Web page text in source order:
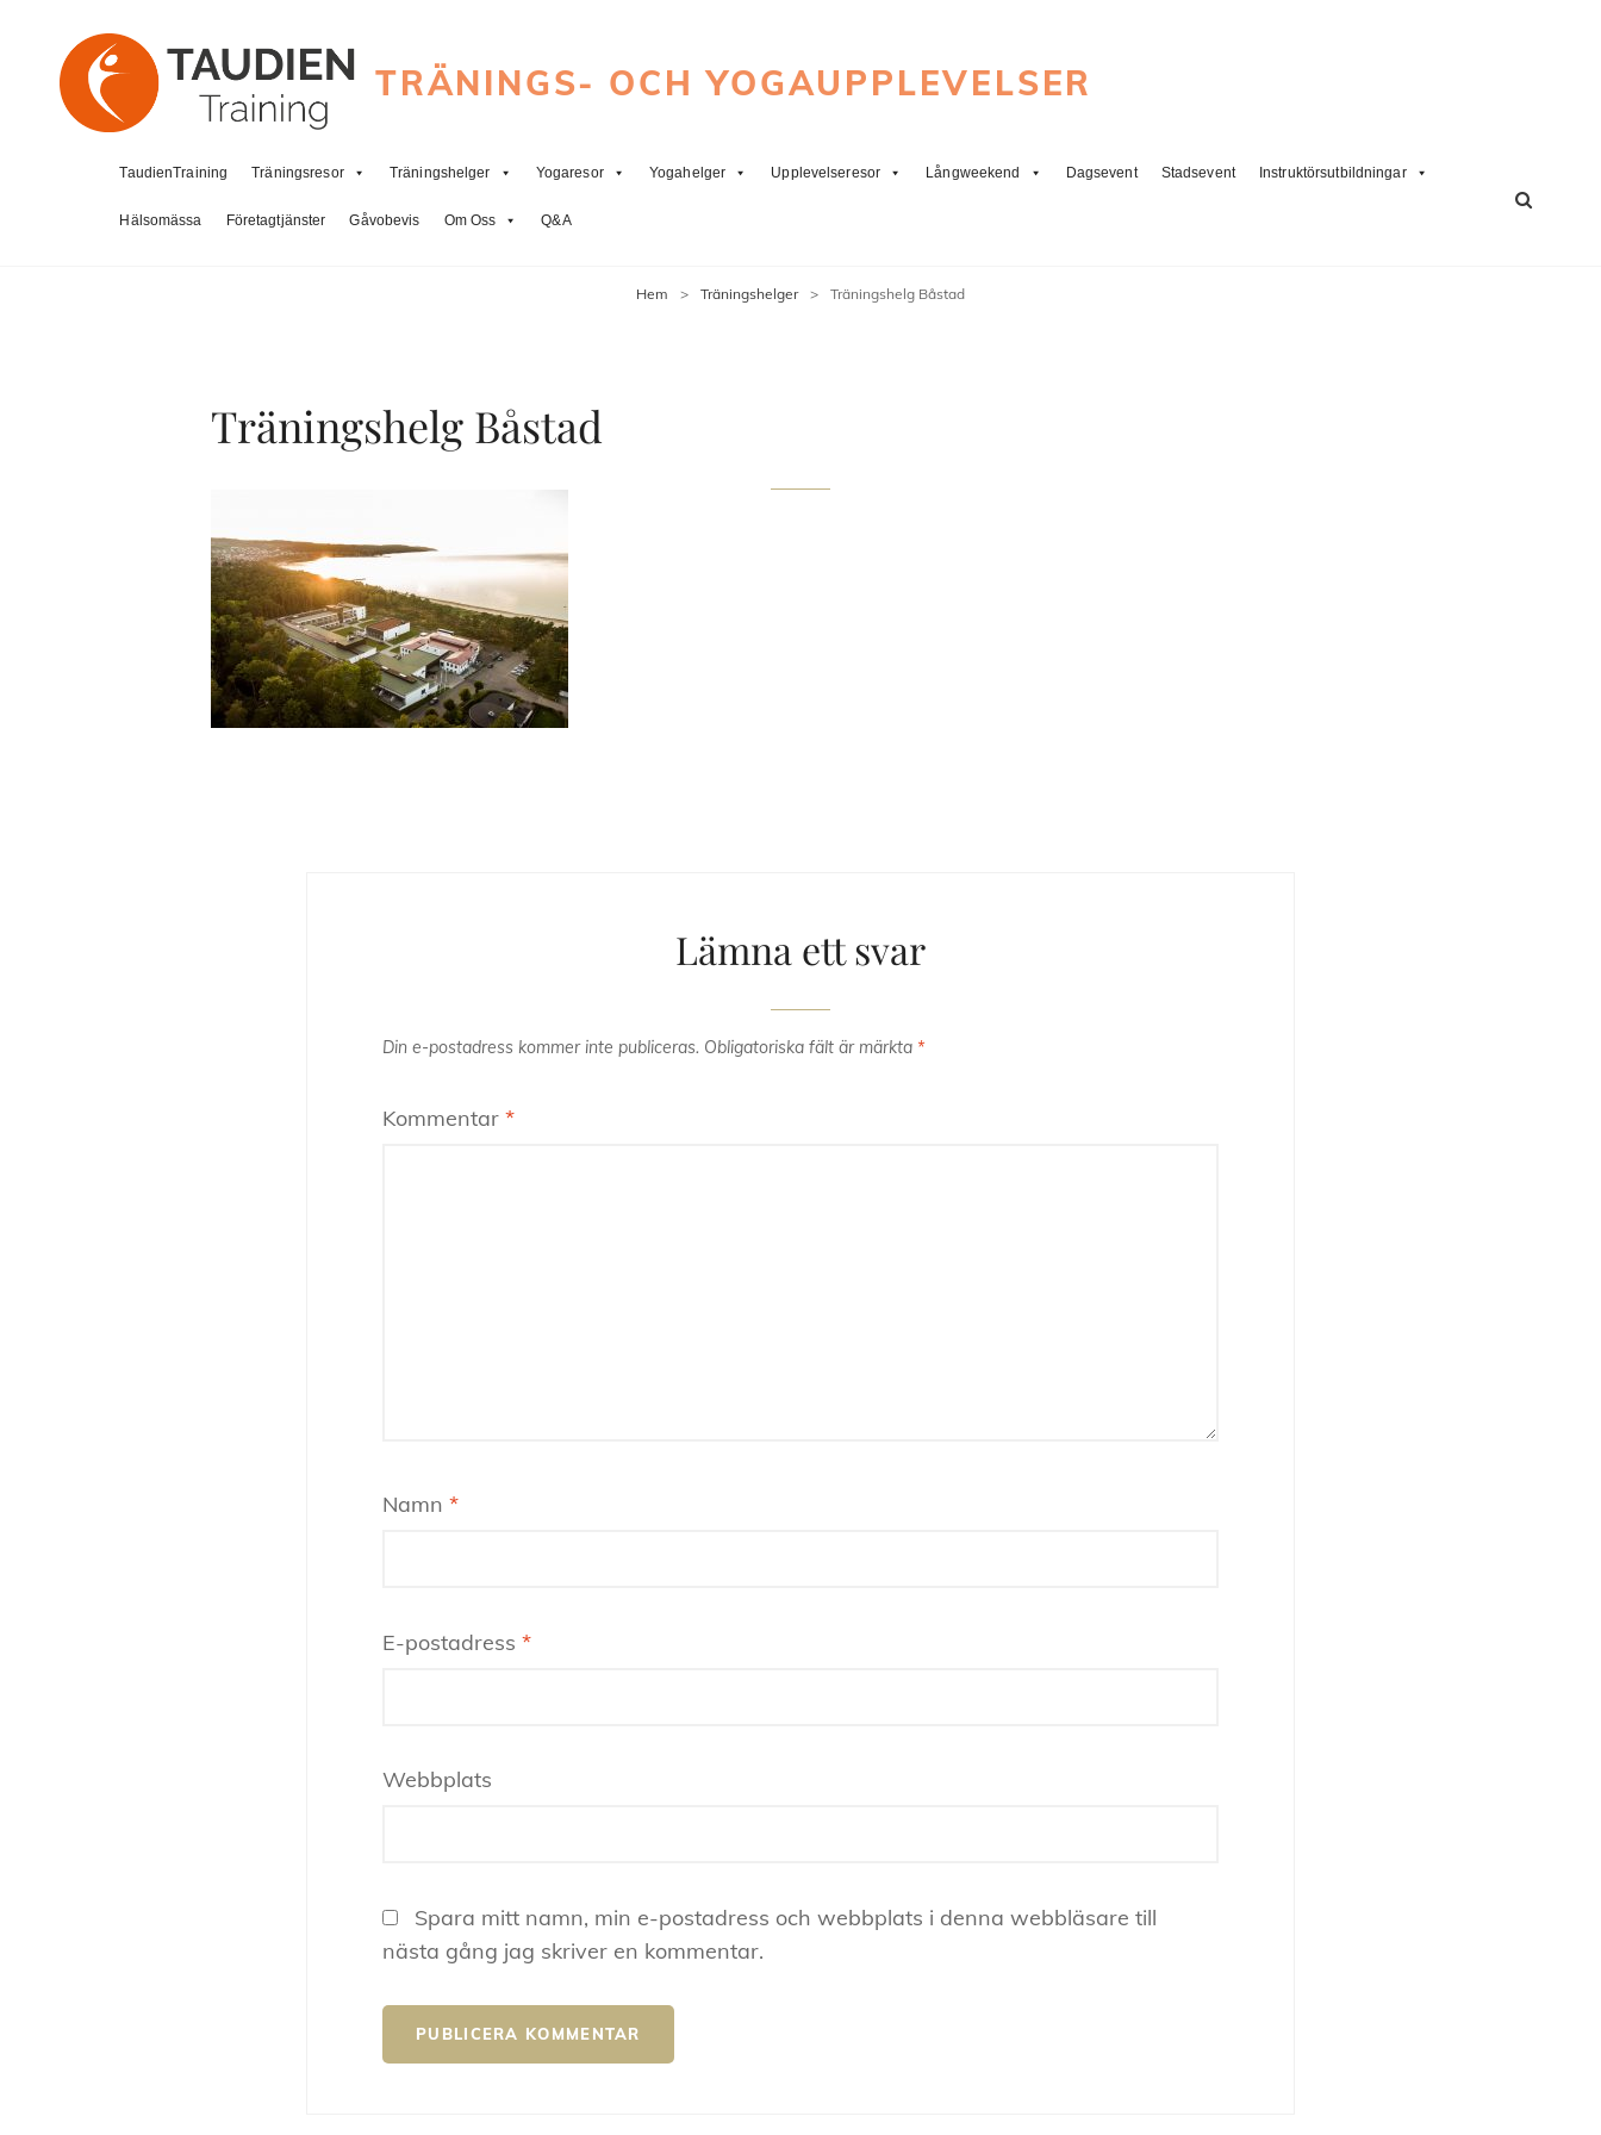
TRÄNINGS- OCH YOGAUPPLEVELSER
TaudienTraining Träningsresor Träningshelger Yogaresor Yogahelger Upplevelseresor Långweekend Dagsevent Stadsevent Instruktörsutbildningar
Hälsomässa Företagtjänster Gåvobevis Om Oss Q&A
Hem > Träningshelger > Träningshelg Båstad
Träningshelg Båstad
Lämna ett svar
Din e-postadress kommer inte publiceras. Obligatoriska fält är märkta *
Kommentar *
Namn *
E-postadress *
Webbplats
Spara mitt namn, min e-postadress och webbplats i denna webbläsare till
nästa gång jag skriver en kommentar.